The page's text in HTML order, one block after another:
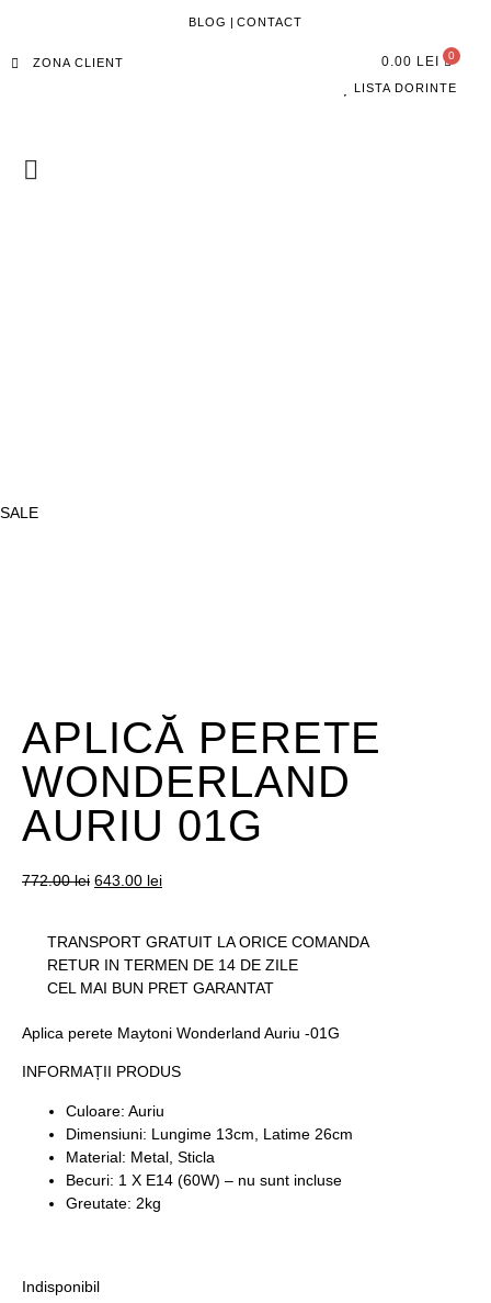
BLOG | CONTACT
ZONA CLIENT 0.00 LEI
LISTA DORINTE
SALE
APLICĂ PERETE
WONDERLAND
AURIU 01G
772.00lei 643.00 lei
TRANSPORT GRATUIT LA ORICE COMANDA
RETUR IN TERMEN DE 14 DE ZILE
CEL MAI BUN PRET GARANTAT
Aplica perete Maytoni Wonderland Auriu -01G
INFORMAȚII PRODUS
Culoare: Auriu
Dimensiuni: Lungime 13cm, Latime 26cm
Material: Metal, Sticla
Becuri: 1 X E14 (60W) – nu sunt incluse
Greutate: 2kg
Indisponibil